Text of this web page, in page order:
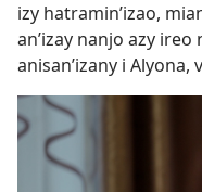
izy hatramin’izao,
an’izay nanjo azy
anisan’izany i Alyona,